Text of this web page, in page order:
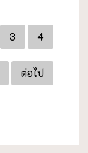
3 4
ต่อไป